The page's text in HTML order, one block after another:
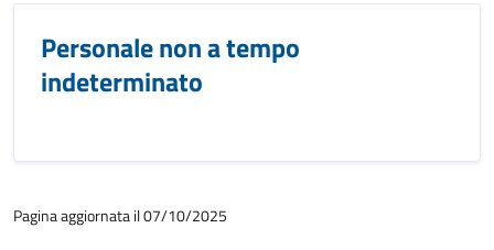
Personale non a tempo
indeterminato
Pagina aggiornata il 07/10/2025